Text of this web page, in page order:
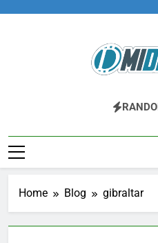
Fintech,
Home Blog gibraltar